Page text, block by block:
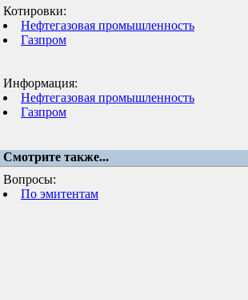
Котировки:
Нефтегазовая промышленность
Газпром
Информация:
Нефтегазовая промышленность
Газпром
Смотрите также...
Вопросы:
По эмитентам